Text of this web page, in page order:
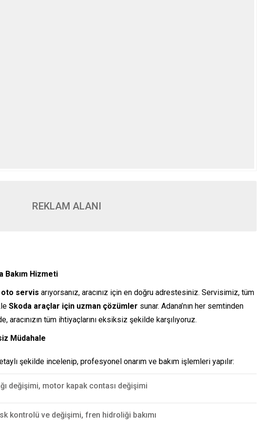
REKLAM ALANI
Hizmeti
oto servis arıyorsanız, aracınız için en doğru adrestesiniz. Servisimiz, tüm
Skoda araçlar için uzman çözümler sunar. Adana’nın her semtinden
tüm ihtiyaçlarını eksiksiz şekilde karşılıyoruz.
Müdahale
şekilde incelenip, profesyonel onarım ve bakım işlemleri yapılır:
değişimi, motor kapak contası değişimi
kontrolü ve değişimi, fren hidroliği bakımı